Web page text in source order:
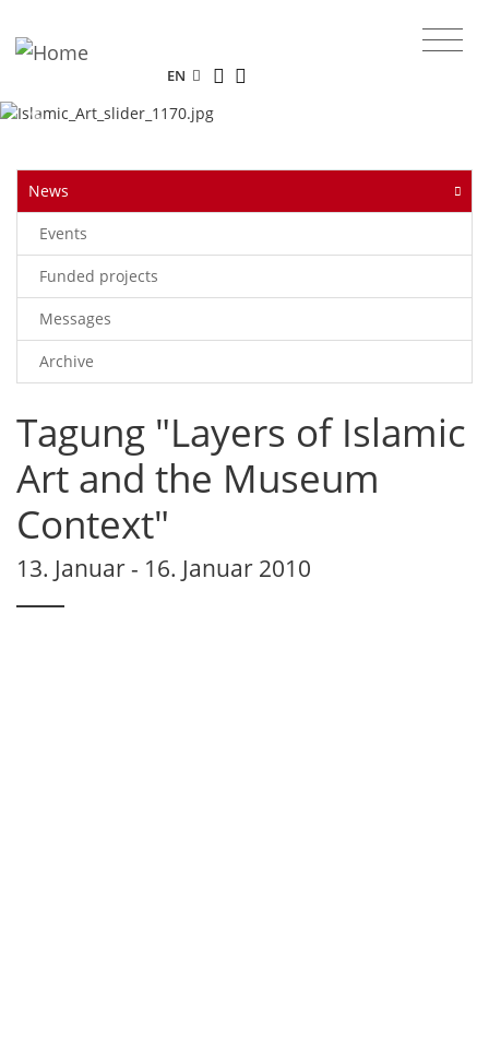
EN
Previous
News
Events
Funded projects
Messages
Archive
Tagung "Layers of Islamic
Art and the Museum
Context"
13. Januar - 16. Januar 2010